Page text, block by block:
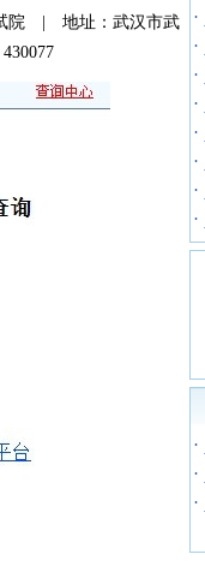
院 | 地址：武汉市武
·
·
·
·
·
·
·
·
·
·
·